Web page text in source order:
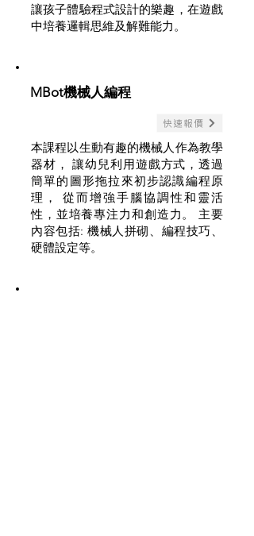
讓孩子體驗程式設計的樂趣，在遊戲
中培養邏輯思維及解難能力。
MBot機械人編程
快速報價
本課程以生動有趣的機械人作為教學
器材， 讓幼兒利用遊戲方式，透過
簡單的圖形拖拉來初步認識編程原
理， 從而增強手腦協調性和靈活
性，並培養專注力和創造力。 主要
內容包括: 機械人拼砌、編程技巧、
硬體設定等。